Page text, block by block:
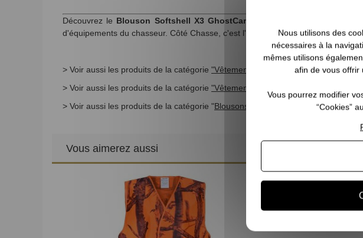
Découvrez le Blouson Softshell X3 GhostCamo orange Pro Hunt
d'équipements du chasseur. Côté Chasse, c'est l'assurance de bénéficier d'une
> Voir aussi les produits de la catégorie "Vêtements et chaussants"
> Voir aussi les produits de la catégorie "Vêtements Hommes"
> Voir aussi les produits de la catégorie "Blousons et Polaires
Vous aimerez aussi
Nous utilisons des
nécessaires à la
mêmes utilisons
afin de vous offrir
Vous pourrez modifier
“Cookies”